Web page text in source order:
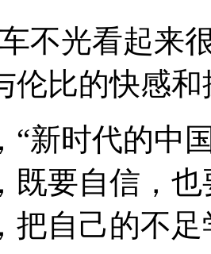
不光看起来
伦比的快感
“新时代的中
既要自信，
把自己的不